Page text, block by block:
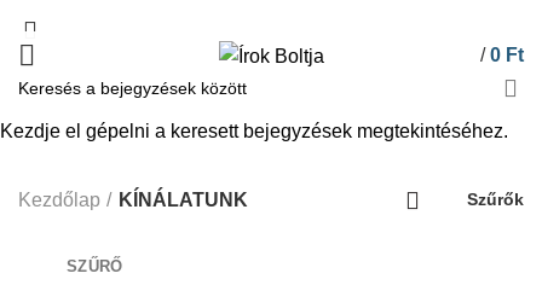
/ 0 Ft
KÍNÁLATUNK
Kezdőlap KÍNÁLATUNK Szűrők
SZŰRŐ
Kezdje el gépelni a keresett bejegyzések megtekintéséhez.